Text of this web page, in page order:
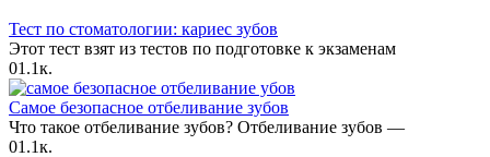
Тест по стоматологии: кариес зубов
Этот тест взят из тестов по подготовке к экзаменам
01.1к.
Самое безопасное отбеливание зубов
Что такое отбеливание зубов? Отбеливание зубов —
01.1к.